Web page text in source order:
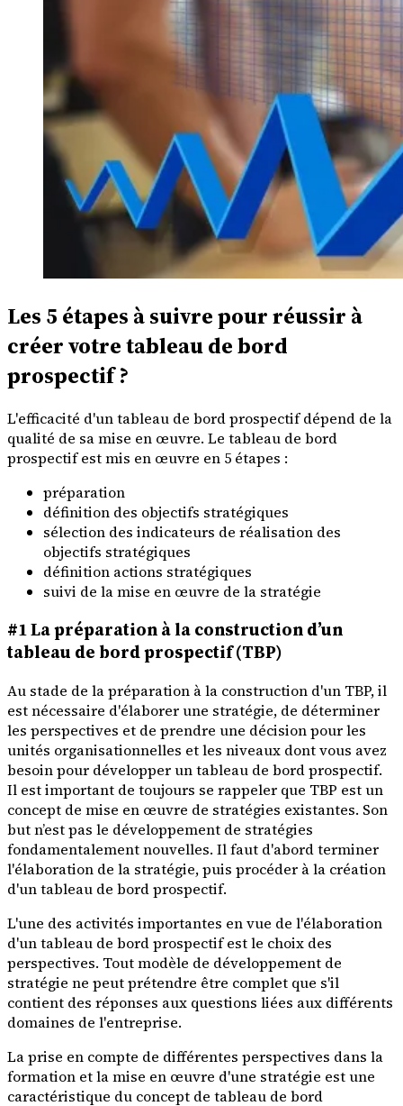
Les 5 étapes à suivre pour réussir à
créer votre tableau de bord
prospectif ?
L'efficacité d'un tableau de bord prospectif dépend de la
qualité de sa mise en œuvre. Le tableau de bord
prospectif est mis en œuvre en 5 étapes :
préparation
définition des objectifs stratégiques
sélection des indicateurs de réalisation des
objectifs stratégiques
définition actions stratégiques
suivi de la mise en œuvre de la stratégie
#1 La préparation à la construction d’un
tableau de bord prospectif (TBP)
Au stade de la préparation à la construction d'un TBP, il
est nécessaire d'élaborer une stratégie, de déterminer
les perspectives et de prendre une décision pour les
unités organisationnelles et les niveaux dont vous avez
besoin pour développer un tableau de bord prospectif.
Il est important de toujours se rappeler que TBP est un
concept de mise en œuvre de stratégies existantes. Son
but n’est pas le développement de stratégies
fondamentalement nouvelles. Il faut d'abord terminer
l'élaboration de la stratégie, puis procéder à la création
d'un tableau de bord prospectif.
L'une des activités importantes en vue de l'élaboration
d'un tableau de bord prospectif est le choix des
perspectives. Tout modèle de développement de
stratégie ne peut prétendre être complet que s'il
contient des réponses aux questions liées aux différents
domaines de l'entreprise.
La prise en compte de différentes perspectives dans la
formation et la mise en œuvre d'une stratégie est une
caractéristique du concept de tableau de bord